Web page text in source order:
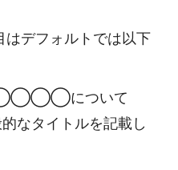
はデフォルトでは以下
◯◯◯◯について
なタイトルを記載し